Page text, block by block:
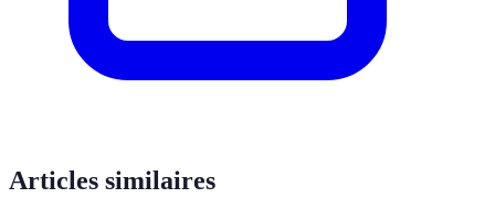
Articles similaires